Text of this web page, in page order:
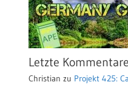
Letzte Kommentare
Christian zu Projekt 425: